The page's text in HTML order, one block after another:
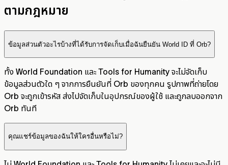
ตามกฎหมาย
ข้อมูลส่วนตัวอะไรบ้างที่ได้รับการจัดเก็บเมื่อฉันยืนยัน World ID ที่ Orb?
ทั้ง World Foundation และ Tools for Humanity จะไม่จัดเก็บ
ข้อมูลส่วนตัวใด ๆ จากการยืนยันที่ Orb ของทุกคน รูปภาพที่ถ่ายโดย
Orb จะถูกเข้ารหัส ส่งไปจัดเก็บในอุปกรณ์ของผู้ใช้ และถูกลบออกจาก
Orb ทันที
คุณแชร์ข้อมูลของฉันให้ใครอื่นหรือไม่?